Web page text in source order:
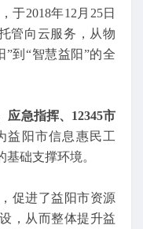
于2018年12月25日
管向云服务，从物
到“智慧益阳”的全
应急指挥、12345市
益阳市信息惠民工
础支撑环境。
促进了益阳市资源
，从而整体提升益